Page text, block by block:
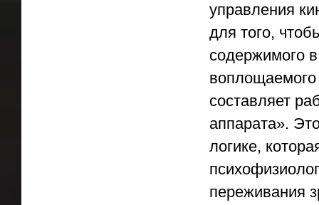
управления
для того,
содержимого
составляет
аппарата».
логике,
переживания